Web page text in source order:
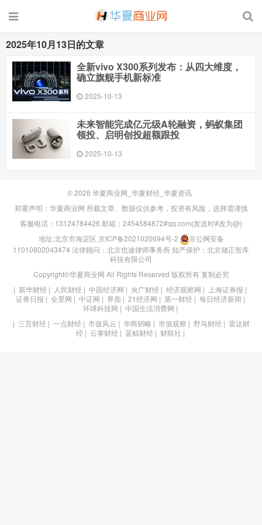
2025年10月13日的文章
全新vivo X300系列发布：从四大维度，
确立旗舰手机新标准
2025-10-13
未来智能完成亿元级A轮融资，蚂蚁集团
领投、启明创投超额跟投
2025-10-13
© 2026 华夏商业网_华夏财经_华夏资讯
郑重声明：华夏商业网 所载文章、数据仅供参考，投资有风险，选择需谨慎
客服电话：13124784426 邮箱：2454584872#qq.com(发送时#改为@)
地址:北京市海淀区 京ICP备2021020694号-2
京公网安备
11010802043474 法律顾问：北京也迪律师事务所知产保护：北京储正智库
科技有限公司
Copyright©华夏商业网 All Rights Reserved 版权所有 复制必究
| 新华财经 | 人民财经 | 中国经济网 | 央广财经 | 经济观察网 | 上海证券报 |
证券日报 | 全景网 | 中证网 | 界面 | 21经济网 | 第一财经| 每日经济新闻 |
环球科技网 | 中国生活消费网 |
| 三言财经| 一点财经| 市值风云 | 华商韬略 | 市值观察 | 野马财经| 雷达财
经| 云掌财经| 蓝鲸财经| 财联社 |